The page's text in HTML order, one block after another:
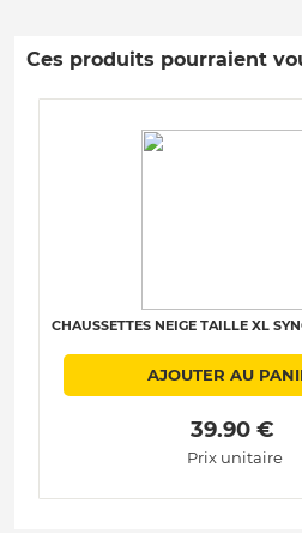
Ces produits pourraient
CHAUSSETTES NEIGE TAILLE XL
AJOUTER AU
39.90 €
Prix unitaire